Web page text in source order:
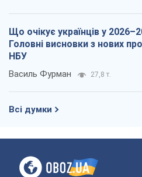
Що очікує українців у
Головні висновки з нових
НБУ
Василь Фурман 27,8 т.
Всі думки